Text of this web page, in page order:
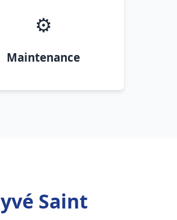
⚙️
Maintenance
Saint